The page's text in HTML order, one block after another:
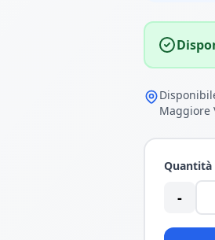
Maggiore
Quantità
-